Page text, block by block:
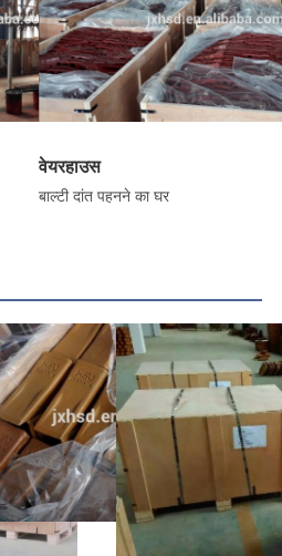
वेयरहाउस
बाल्टी दांत पहनने का घर